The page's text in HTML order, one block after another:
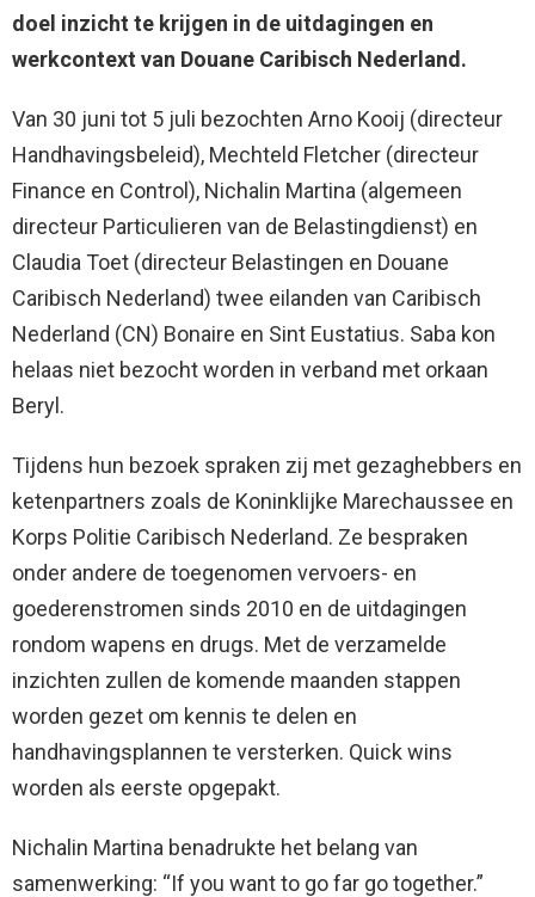
doel inzicht te krijgen in de uitdagingen en
werkcontext van Douane Caribisch Nederland.
Van 30 juni tot 5 juli bezochten Arno Kooij (directeur
Handhavingsbeleid), Mechteld Fletcher (directeur
Finance en Control), Nichalin Martina (algemeen
directeur Particulieren van de Belastingdienst) en
Claudia Toet (directeur Belastingen en Douane
Caribisch Nederland) twee eilanden van Caribisch
Nederland (CN) Bonaire en Sint Eustatius. Saba kon
helaas niet bezocht worden in verband met orkaan
Beryl.
Tijdens hun bezoek spraken zij met gezaghebbers en
ketenpartners zoals de Koninklijke Marechaussee en
Korps Politie Caribisch Nederland. Ze bespraken
onder andere de toegenomen vervoers- en
goederenstromen sinds 2010 en de uitdagingen
rondom wapens en drugs. Met de verzamelde
inzichten zullen de komende maanden stappen
worden gezet om kennis te delen en
handhavingsplannen te versterken. Quick wins
worden als eerste opgepakt.
Nichalin Martina benadrukte het belang van
samenwerking: “If you want to go far go together.”